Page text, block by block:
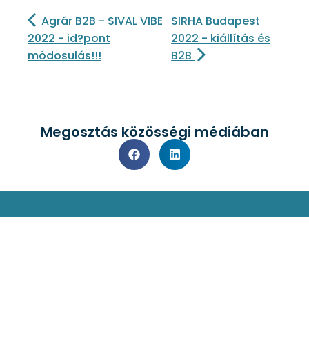
Agrár B2B - SIVAL VIBE
2022 - id?pont
módosulás!!!
SIRHA Budapest
2022 - kiállítás és
B2B
Megosztás közösségi médiában